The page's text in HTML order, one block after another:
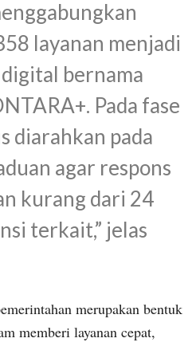
layanan menjadi
bernama
Pada fase
diarahkan pada
agar respons
kurang dari 24
terkait,” jelas
merupakan bentuk
memberi layanan cepat,